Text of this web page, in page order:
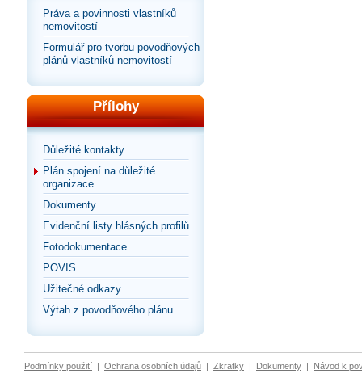
Práva a povinnosti vlastníků
nemovitostí
Formulář pro tvorbu povodňových
plánů vlastníků nemovitostí
Přílohy
Důležité kontakty
Plán spojení na důležité
organizace
Dokumenty
Evidenční listy hlásných profilů
Fotodokumentace
POVIS
Užitečné odkazy
Výtah z povodňového plánu
Podmínky použití | Ochrana osobních údajů | Zkratky | Dokumenty | Návod k